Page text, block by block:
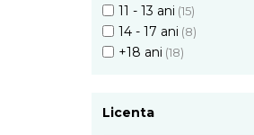
11 - 13 ani (15)
14 - 17 ani (8)
+18 ani (18)
Licenta